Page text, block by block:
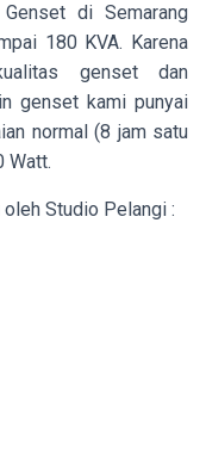
di Semarang
180 KVA. Karena
genset dan
genset kami punyai
normal (8 jam satu
Watt.
Studio Pelangi :